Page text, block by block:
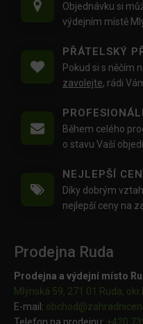
Objednávku si
výdejním místě
PŘÁTELSKÝ
Pokud si s něčím
zavolejte, rádi
Během celého
o stavu Vaší
NEJLEPŠÍ
Díky dobrým
nejlepší ceny na
Prodejna Ruda
Prodejna a výdejní místo
Mlýnská 59, 271 01 Ruda,
E-mail: obchod@